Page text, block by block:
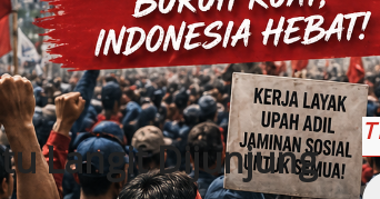
Langit Dijunjung